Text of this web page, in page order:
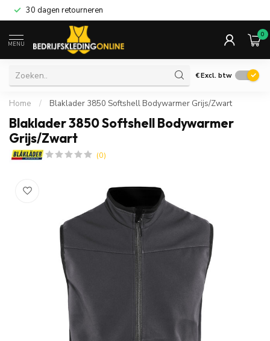
30 dagen retourneren
MENU
0
€Excl. btw
Home / Blaklader 3850 Softshell Bodywarmer Grijs/Zwart
Blaklader 3850 Softshell Bodywarmer
Grijs/Zwart
(0)